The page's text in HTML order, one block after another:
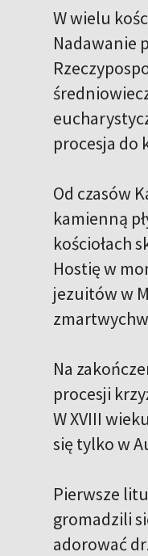
W wielu
Nadawanie
procesja do
Od czasów
kamienną
kościołach
Hostię w
jezuitów w
Na
procesji
W XVIII
się tylko w
Pierwsze
gromadzili
adorować